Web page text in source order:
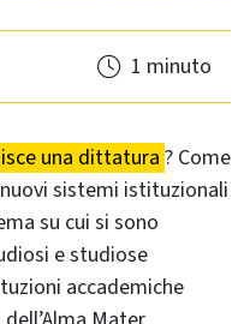
1 minuto
una dittatura? Come
sistemi istituzionali
su cui si sono
e studiose
accademiche